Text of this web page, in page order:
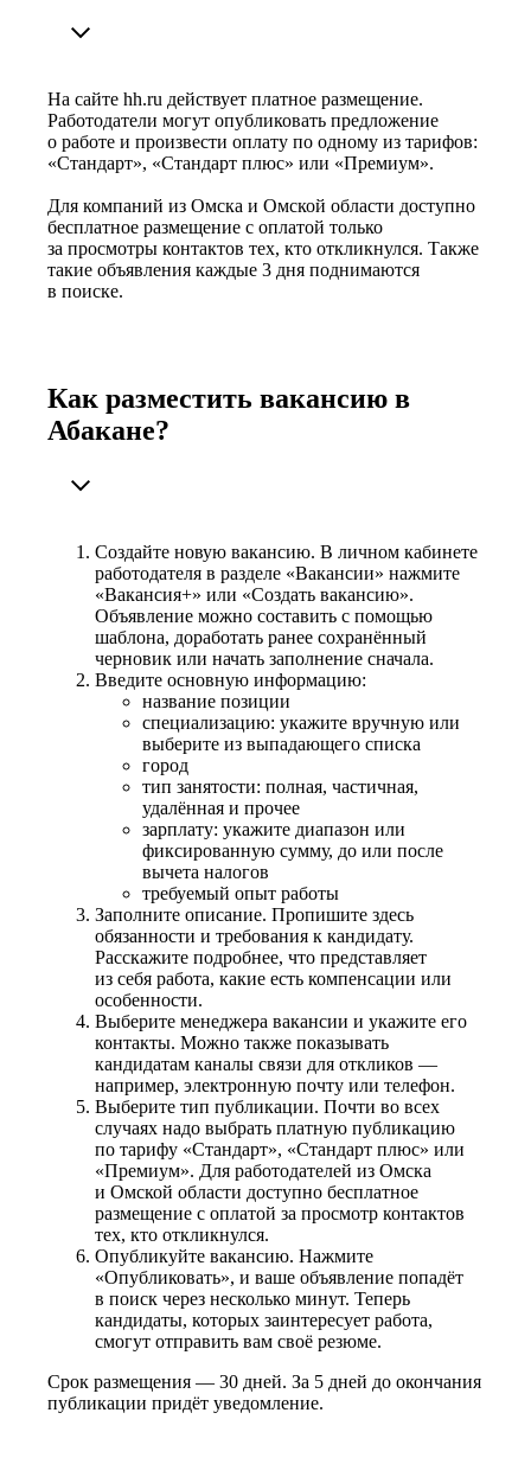
На сайте hh.ru действует платное размещение.
Работодатели могут опубликовать предложение
о работе и произвести оплату по одному из тарифов:
«Стандарт», «Стандарт плюс» или «Премиум».
Для компаний из Омска и Омской области доступно
бесплатное размещение с оплатой только
за просмотры контактов тех, кто откликнулся. Также
такие объявления каждые 3 дня поднимаются
в поиске.
Как разместить вакансию в
Абакане?
Создайте новую вакансию. В личном кабинете
работодателя в разделе «Вакансии» нажмите
«Вакансия+» или «Создать вакансию».
Объявление можно составить с помощью
шаблона, доработать ранее сохранённый
черновик или начать заполнение сначала.
Введите основную информацию:
название позиции
специализацию: укажите вручную или
выберите из выпадающего списка
город
тип занятости: полная, частичная,
удалённая и прочее
зарплату: укажите диапазон или
фиксированную сумму, до или после
вычета налогов
требуемый опыт работы
Заполните описание. Пропишите здесь
обязанности и требования к кандидату.
Расскажите подробнее, что представляет
из себя работа, какие есть компенсации или
особенности.
Выберите менеджера вакансии и укажите его
контакты. Можно также показывать
кандидатам каналы связи для откликов —
например, электронную почту или телефон.
Выберите тип публикации. Почти во всех
случаях надо выбрать платную публикацию
по тарифу «Стандарт», «Стандарт плюс» или
«Премиум». Для работодателей из Омска
и Омской области доступно бесплатное
размещение с оплатой за просмотр контактов
тех, кто откликнулся.
Опубликуйте вакансию. Нажмите
«Опубликовать», и ваше объявление попадёт
в поиск через несколько минут. Теперь
кандидаты, которых заинтересует работа,
смогут отправить вам своё резюме.
Срок размещения — 30 дней. За 5 дней до окончания
публикации придёт уведомление.